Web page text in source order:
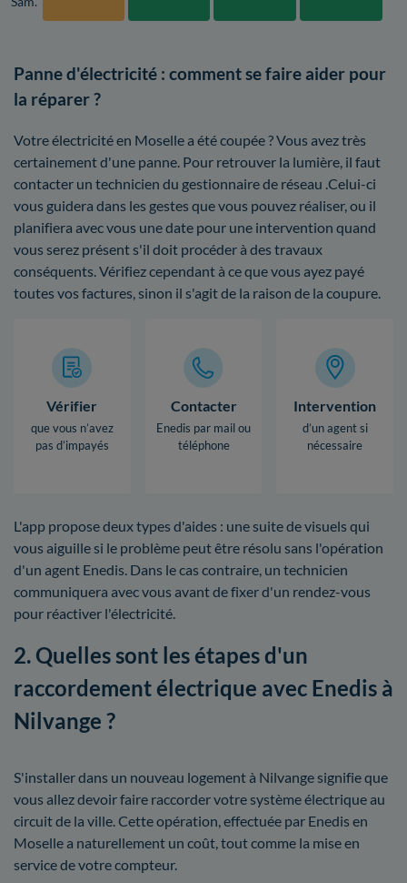
Panne d'électricité : comment se faire aider pour
la réparer ?
Votre électricité en Moselle a été coupée ? Vous avez très
certainement d'une panne. Pour retrouver la lumière, il faut
contacter un technicien du gestionnaire de réseau .Celui-ci
vous guidera dans les gestes que vous pouvez réaliser, ou il
planifiera avec vous une date pour une intervention quand
vous serez présent s'il doit procéder à des travaux
conséquents. Vérifiez cependant à ce que vous ayez payé
toutes vos factures, sinon il s'agit de la raison de la coupure.
Vérifier
que vous n’avez
pas d’impayés
Contacter
Enedis par mail ou
téléphone
Intervention
d’un agent si
nécessaire
L'app propose deux types d'aides : une suite de visuels qui
vous aiguille si le problème peut être résolu sans l'opération
d'un agent Enedis. Dans le cas contraire, un technicien
communiquera avec vous avant de fixer d'un rendez-vous
pour réactiver l'électricité.
2. Quelles sont les étapes d'un
raccordement électrique avec Enedis à
Nilvange ?
S'installer dans un nouveau logement à Nilvange signifie que
vous allez devoir faire raccorder votre système électrique au
circuit de la ville. Cette opération, effectuée par Enedis en
Moselle a naturellement un coût, tout comme la mise en
service de votre compteur.